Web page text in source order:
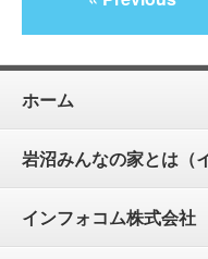
ホーム
岩沼みんなの家とは（
インフォコム株式会社